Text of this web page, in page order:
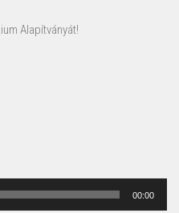
Alapítványát!
00:00